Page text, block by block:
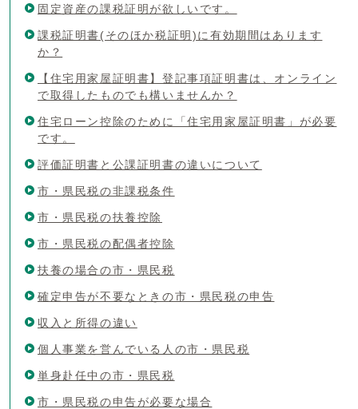
固定資産の課税証明が欲しいです。
課税証明書(そのほか税証明)に有効期間はあります
か？
【住宅用家屋証明書】登記事項証明書は、オンライン
で取得したものでも構いませんか？
住宅ローン控除のために「住宅用家屋証明書」が必要
です。
評価証明書と公課証明書の違いについて
市・県民税の非課税条件
市・県民税の扶養控除
市・県民税の配偶者控除
扶養の場合の市・県民税
確定申告が不要なときの市・県民税の申告
収入と所得の違い
個人事業を営んでいる人の市・県民税
単身赴任中の市・県民税
市・県民税の申告が必要な場合